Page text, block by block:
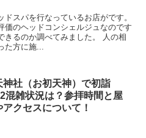
ドスパを行なっているお店がです。
価のヘッドコンシェルジュなのです
きるのか調べてみました。 人の相
た方に施...
神社（お初天神）で初詣
混雑状況は？参拝時間と屋
アクセスについて！